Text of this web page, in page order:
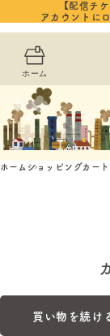
ンツに
進む
【配信チ
アカウントに
ホーム
ホームショッピングカート
買い物を続け